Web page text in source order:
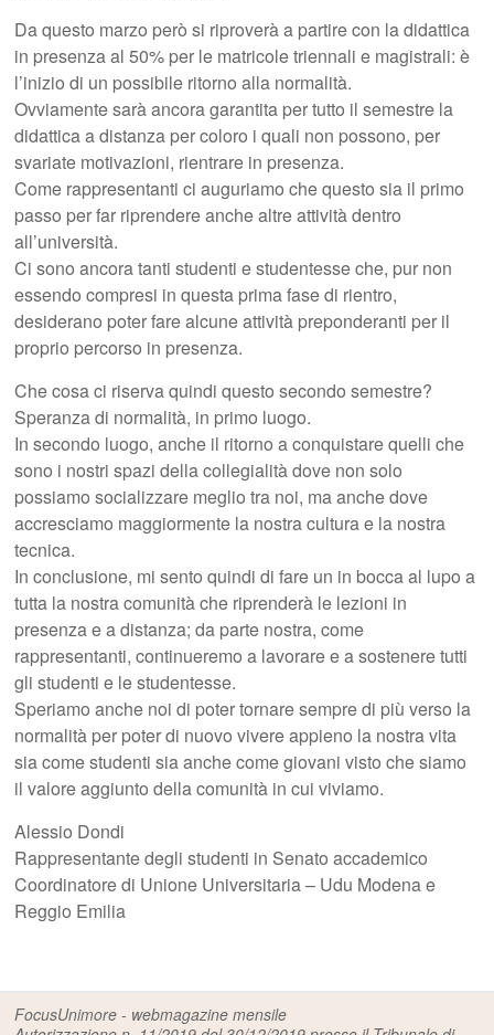
Da questo marzo però si riproverà a partire con la didattica
in presenza al 50% per le matricole triennali e magistrali: è
l’inizio di un possibile ritorno alla normalità.
Ovviamente sarà ancora garantita per tutto il semestre la
didattica a distanza per coloro i quali non possono, per
svariate motivazioni, rientrare in presenza.
Come rappresentanti ci auguriamo che questo sia il primo
passo per far riprendere anche altre attività dentro
all’università.
Ci sono ancora tanti studenti e studentesse che, pur non
essendo compresi in questa prima fase di rientro,
desiderano poter fare alcune attività preponderanti per il
proprio percorso in presenza.
Che cosa ci riserva quindi questo secondo semestre?
Speranza di normalità, in primo luogo.
In secondo luogo, anche il ritorno a conquistare quelli che
sono i nostri spazi della collegialità dove non solo
possiamo socializzare meglio tra noi, ma anche dove
accresciamo maggiormente la nostra cultura e la nostra
tecnica.
In conclusione, mi sento quindi di fare un in bocca al lupo a
tutta la nostra comunità che riprenderà le lezioni in
presenza e a distanza; da parte nostra, come
rappresentanti, continueremo a lavorare e a sostenere tutti
gli studenti e le studentesse.
Speriamo anche noi di poter tornare sempre di più verso la
normalità per poter di nuovo vivere appieno la nostra vita
sia come studenti sia anche come giovani visto che siamo
il valore aggiunto della comunità in cui viviamo.
Alessio Dondi
Rappresentante degli studenti in Senato accademico
Coordinatore di Unione Universitaria – Udu Modena e
Reggio Emilia
FocusUnimore - webmagazine mensile